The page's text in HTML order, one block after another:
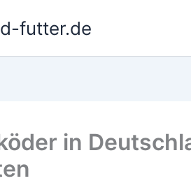
futter.de
in